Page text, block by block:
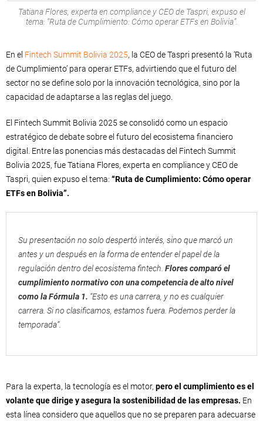
Tatiana Flores, experta en compliance y CEO de Taspri, expuso el
tema: “Ruta de Cumplimiento: Cómo operar ETFs en Bolivia”.
En el Fintech Summit Bolivia 2025, la CEO de Taspri presentó la ‘Ruta
de Cumplimiento’ para operar ETFs, advirtiendo que el futuro del
sector no se define solo por la innovación tecnológica, sino por la
capacidad de adaptarse a las reglas del juego.
El Fintech Summit Bolivia 2025 se consolidó como un espacio
estratégico de debate sobre el futuro del ecosistema financiero
digital. Entre las ponencias más destacadas del Fintech Summit
Bolivia 2025, fue Tatiana Flores, experta en compliance y CEO de
Taspri, quien expuso el tema: “Ruta de Cumplimiento: Cómo operar
ETFs en Bolivia”.
Su presentación no solo despertó interés, sino que marcó un
antes y un después en la forma de entender el papel de la
regulación dentro del ecosistema fintech. Flores comparó el
cumplimiento normativo con una competencia de alto nivel
como la Fórmula 1. “Esto es una carrera, y no es cualquier
carrera. Si no clasificamos, estamos fuera. Podemos perder la
temporada”.
Para la experta, la tecnología es el motor, pero el cumplimiento es el
volante que dirige y asegura la sostenibilidad de las empresas. En
esta línea considero que aquellos que no se preparen para adecuarse